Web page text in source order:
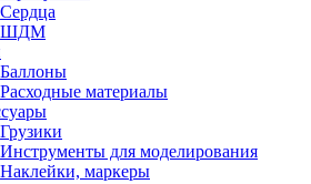
Сердца
ШДМ
Баллоны
Расходные материалы
Грузики
Инструменты для моделирования
Наклейки, маркеры